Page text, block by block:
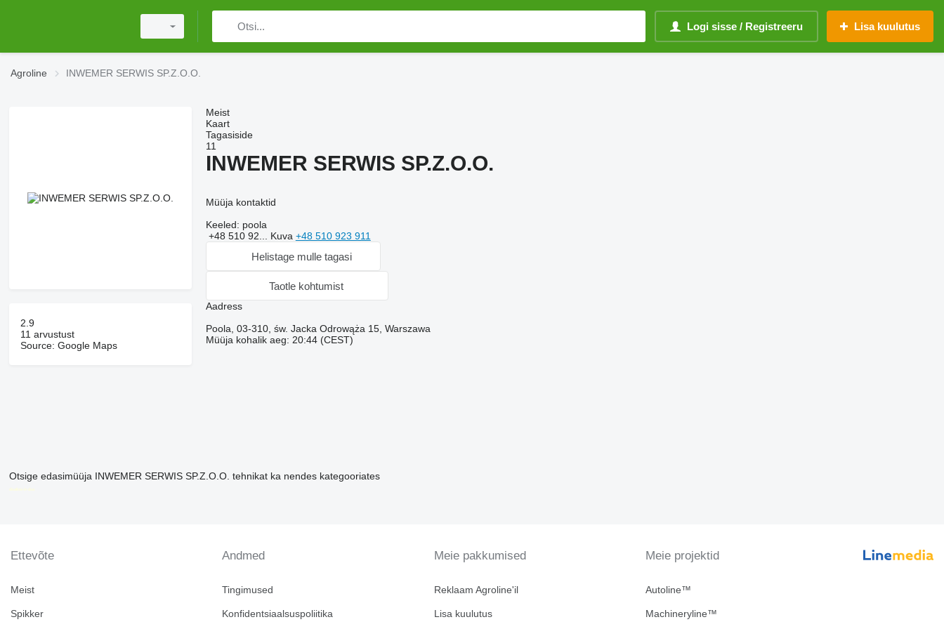
Logi sisse / Registreeru Lisa kuulutus
Agroline INWEMER SERWIS SP.Z.O.O.
2.9
11 arvustust
Source: Google Maps
Meist
Kaart
Tagasiside
11
INWEMER SERWIS SP.Z.O.O.
Müüja kontaktid
Keeled: poola
+48 510 92... Kuva +48 510 923 911
Helistage mulle tagasi
Taotle kohtumist
Aadress
Poola, 03-310, św. Jacka Odrowąża 15, Warszawa
Müüja kohalik aeg: 20:44 (CEST)
Otsige edasimüüja INWEMER SERWIS SP.Z.O.O. tehnikat ka nendes kategooriates
disallow-in-dsa
Ettevõte
Meist
Spikker
Andmed
Tingimused
Konfidentsiaalsuspoliitika
Meie pakkumised
Reklaam Agroline'il
Lisa kuulutus
Meie projektid
Autoline™
Machineryline™